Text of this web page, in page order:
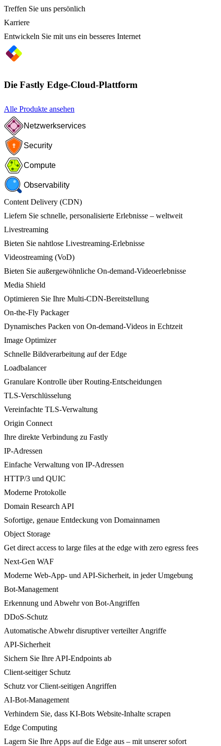
Treffen Sie uns persönlich
Karriere
Entwickeln Sie mit uns ein besseres Internet
Die Fastly Edge-Cloud-Plattform
Alle Produkte ansehen
Netzwerkservices
Security
Compute
Observability
Content Delivery (CDN)
Liefern Sie schnelle, personalisierte Erlebnisse – weltweit
Livestreaming
Bieten Sie nahtlose Livestreaming-Erlebnisse
Videostreaming (VoD)
Bieten Sie außergewöhnliche On-demand-Videoerlebnisse
Media Shield
Optimieren Sie Ihre Multi-CDN-Bereitstellung
On-the-Fly Packager
Dynamisches Packen von On-demand-Videos in Echtzeit
Image Optimizer
Schnelle Bildverarbeitung auf der Edge
Loadbalancer
Granulare Kontrolle über Routing-Entscheidungen
TLS-Verschlüsselung
Vereinfachte TLS-Verwaltung
Origin Connect
Ihre direkte Verbindung zu Fastly
IP-Adressen
Einfache Verwaltung von IP-Adressen
HTTP/3 und QUIC
Moderne Protokolle
Domain Research API
Sofortige, genaue Entdeckung von Domainnamen
Object Storage
Get direct access to large files at the edge with zero egress fees
Next-Gen WAF
Moderne Web-App- und API-Sicherheit, in jeder Umgebung
Bot-Management
Erkennung und Abwehr von Bot-Angriffen
DDoS-Schutz
Automatische Abwehr disruptiver verteilter Angriffe
API-Sicherheit
Sichern Sie Ihre API-Endpoints ab
Client-seitiger Schutz
Schutz vor Client-seitigen Angriffen
AI-Bot-Management
Verhindern Sie, dass KI-Bots Website-Inhalte scrapen
Edge Computing
Lagern Sie Ihre Apps auf die Edge aus – mit unserer sofort